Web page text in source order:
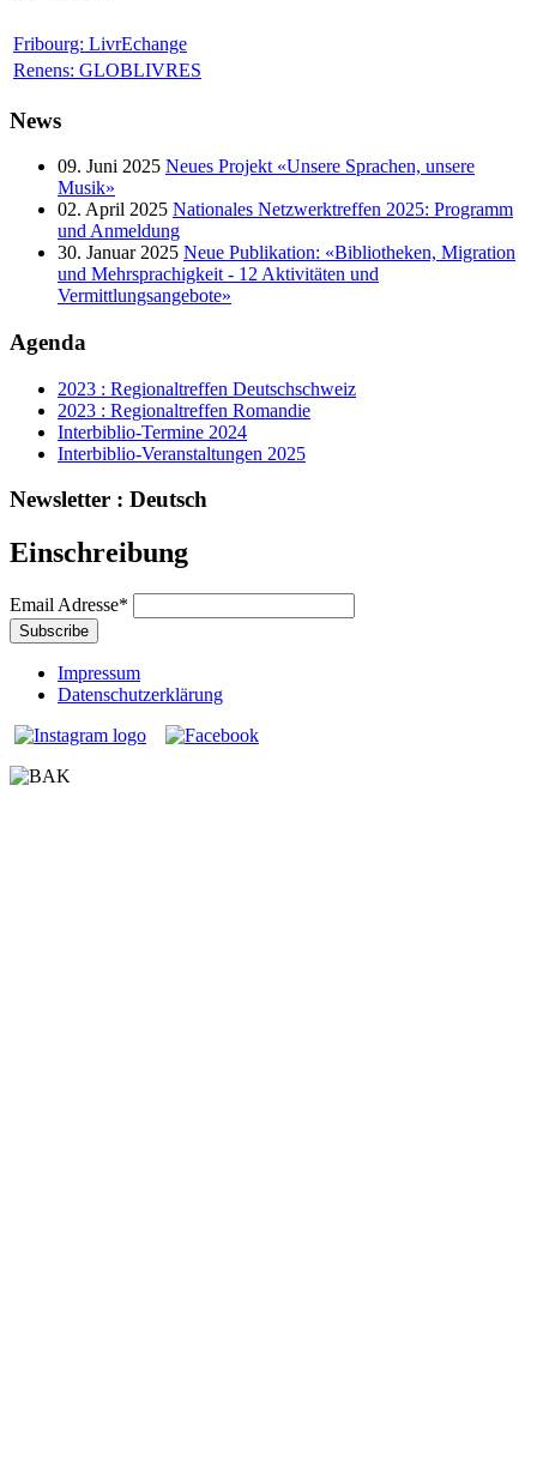
Fribourg: LivrEchange
Renens: GLOBLIVRES
News
09. Juni 2025 Neues Projekt «Unsere Sprachen, unsere
Musik»
02. April 2025 Nationales Netzwerktreffen 2025: Programm
und Anmeldung
30. Januar 2025 Neue Publikation: «Bibliotheken, Migration
und Mehrsprachigkeit - 12 Aktivitäten und
Vermittlungsangebote»
Agenda
2023 : Regionaltreffen Deutschschweiz
2023 : Regionaltreffen Romandie
Interbiblio-Termine 2024
Interbiblio-Veranstaltungen 2025
Newsletter : Deutsch
Einschreibung
Email Adresse*
Impressum
Datenschutzerklärung